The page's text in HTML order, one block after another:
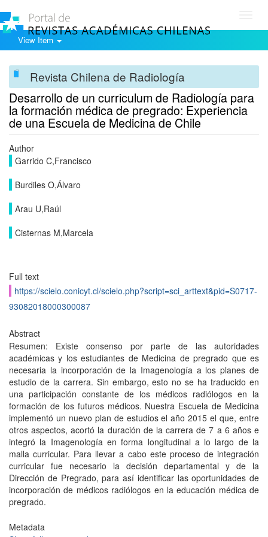
View Item
Revista Chilena de Radiología
Desarrollo de un curriculum de Radiología para
la formación médica de pregrado: Experiencia
de una Escuela de Medicina de Chile
Author
Garrido C,Francisco
Burdiles O,Álvaro
Arau U,Raúl
Cisternas M,Marcela
Full text
https://scielo.conicyt.cl/scielo.php?script=sci_arttext&pid=S0717-
93082018000300087
Abstract
Resumen: Existe consenso por parte de las autoridades
académicas y los estudiantes de Medicina de pregrado que es
necesaria la incorporación de la Imagenología a los planes de
estudio de la carrera. Sin embargo, esto no se ha traducido en
una participación constante de los médicos radiólogos en la
formación de los futuros médicos. Nuestra Escuela de Medicina
implementó un nuevo plan de estudios el año 2015 el que, entre
otros aspectos, acortó la duración de la carrera de 7 a 6 años e
integró la Imagenología en forma longitudinal a lo largo de la
malla curricular. Para llevar a cabo este proceso de integración
curricular fue necesario la decisión departamental y de la
Dirección de Pregrado, para así identificar las oportunidades de
incorporación de médicos radiólogos en la educación médica de
pregrado.
Metadata